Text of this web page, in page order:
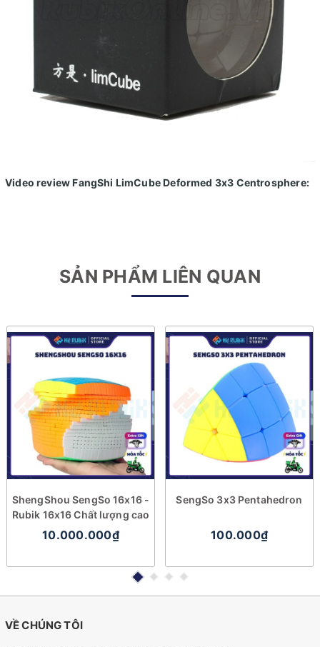
Video review FangShi LimCube Deformed 3x3 Centrosphere:
SẢN PHẨM LIÊN QUAN
ShengShou SengSo 16x16 -
Rubik 16x16 Chất lượng cao
10.000.000₫
SengSo 3x3 Pentahedron
100.000₫
VỀ CHÚNG TÔI